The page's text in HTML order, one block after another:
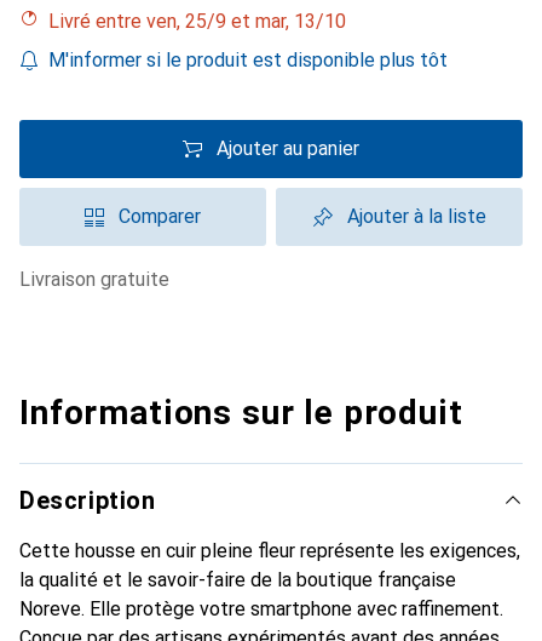
Livré entre ven, 25/9 et mar, 13/10
M'informer si le produit est disponible plus tôt
Ajouter au panier
Comparer Ajouter à la liste
livraison gratuite
Informations sur le produit
Description
Cette housse en cuir pleine fleur représente les exigences,
la qualité et le savoir-faire de la boutique française
Noreve. Elle protège votre smartphone avec raffinement.